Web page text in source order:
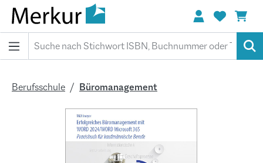
springen
Berufsschule Büromanagement
Bildergalerie überspringen